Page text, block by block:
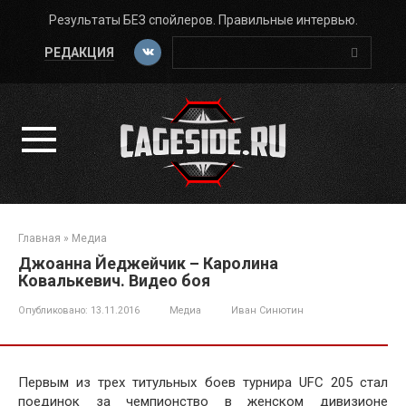
Перейти
контенту
Результаты БЕЗ спойлеров. Правильные интервью.
РЕДАКЦИЯ
Поиск:
Главная » Медиа
Джоанна Йеджейчик – Каролина
Ковалькевич. Видео боя
Опубликовано: 13.11.2016 Медиа Иван Синютин
Первым из трех титульных боев турнира UFC 205 стал
поединок за чемпионство в женском дивизионе